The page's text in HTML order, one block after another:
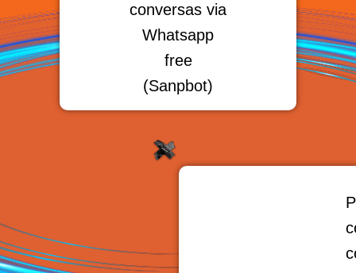
conversas via
Whatsapp
free
(Sanpbot)